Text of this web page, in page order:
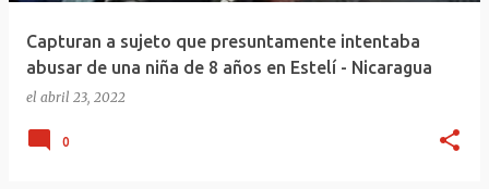
Capturan a sujeto que presuntamente intentaba
abusar de una niña de 8 años en Estelí - Nicaragua
el abril 23, 2022
0